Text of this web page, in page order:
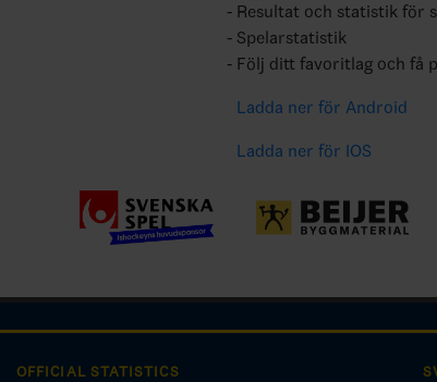
Resultat och statistik för
Spelarstatistik
Följ ditt favoritlag och få
Ladda ner för Android
Ladda ner för IOS
OFFICIAL STATISTICS